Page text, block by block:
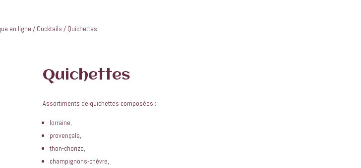
en ligne / Cocktails / Quichettes
Quichettes
Assortiments de quichettes composées :
lorraine,
provençale,
thon-chorizo,
champignons-chèvre,